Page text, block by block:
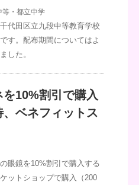
等・都立中学
代田区立九段中等教育学校
す。配布期間についてはよ
した。
10%割引で購入
ベネフィットス
眼鏡を10%割引で購入する
ットショップで購入（200